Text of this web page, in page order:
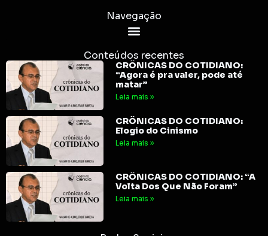
Navegação
Conteúdos recentes
CRÔNICAS DO COTIDIANO:
“Agora é pra valer, pode até
matar”
Leia mais »
CRÔNICAS DO COTIDIANO:
Elogio do Cinismo
Leia mais »
CRÔNICAS DO COTIDIANO: “A
Volta Dos Que Não Foram”
Leia mais »